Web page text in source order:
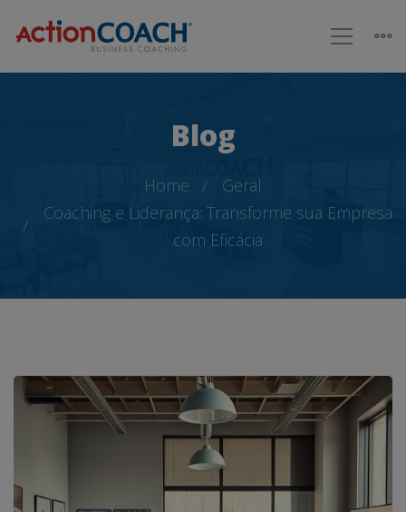
Blog
Home
Geral
Coaching e Liderança: Transforme sua Empresa
com Eficácia